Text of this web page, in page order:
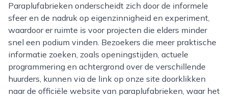
Paraplufabrieken onderscheidt zich door de informele
sfeer en de nadruk op eigenzinnigheid en experiment,
waardoor er ruimte is voor projecten die elders minder
snel een podium vinden. Bezoekers die meer praktische
informatie zoeken, zoals openingstijden, actuele
programmering en achtergrond over de verschillende
huurders, kunnen via de link op onze site doorklikken
naar de officiële website van paraplufabrieken, waar het